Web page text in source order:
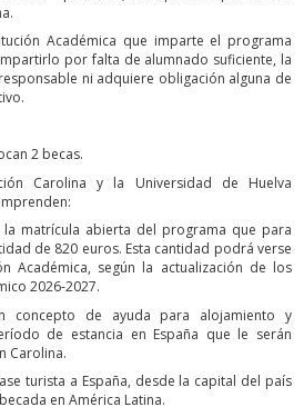
Académica que imparte el programa
por falta de alumnado suficiente, la
ni adquiere obligación alguna de
2 becas.
Carolina y la Universidad de Huelva
matrícula abierta del programa que para
de 820 euros. Esta cantidad podrá verse
Académica, según la actualización de los
2026-2027.
concepto de ayuda para alojamiento y
de estancia en España que le serán
Carolina.
turista a España, desde la capital del país
en América Latina.